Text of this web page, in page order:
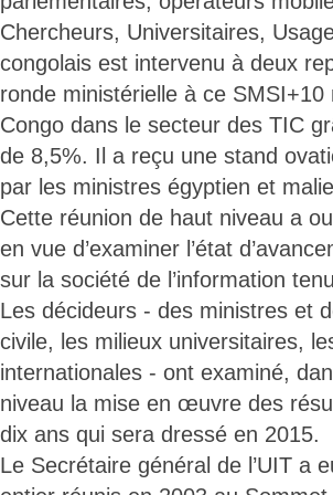
Chercheurs, Universitaires,
congolais est intervenu à deux
ronde ministérielle à ce
Congo dans le secteur des TIC
de 8,5%. Il a reçu une stand
par les ministres égyptien et
Cette réunion de haut niveau a
en vue d’examiner l’état
sur la société de l’information
Les décideurs - des ministres et
civile, les milieux universitaires,
internationales - ont examiné,
niveau la mise en œuvre des
dix ans qui sera dressé en 2015.
Le Secrétaire général de l’UIT a